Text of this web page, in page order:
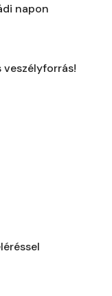
napon